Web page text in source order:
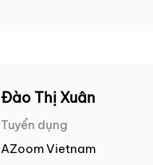
Đào Thị Xuân
Tuyển dụng
AZoom Vietnam